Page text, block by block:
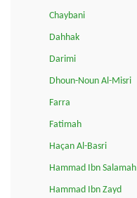
Chaybani
Dahhak
Darimi
Dhoun-Noun Al-Misri
Farra
Fatimah
Haçan Al-Basri
Hammad Ibn Salamah
Hammad Ibn Zayd